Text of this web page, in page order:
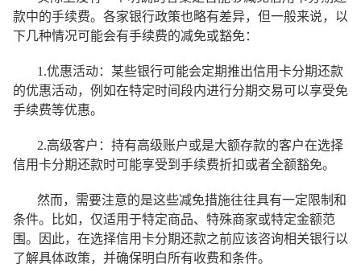
款中的手续费。各家银行政策也略有差异，但一般来说，以
下几种情况可能会有手续费的减免或豁免：
1.优惠活动：某些银行可能会定期推出信用卡分期还款
的优惠活动，例如在特定时间段内进行分期交易可以享受免
手续费等优惠。
2.高级客户：持有高级账户或是大额存款的客户在选择
信用卡分期还款时可能享受到手续费折扣或者全额豁免。
然而，需要注意的是这些减免措施往往具有一定限制和
条件。比如，仅适用于特定商品、特殊商家或特定金额范
围。因此，在选择信用卡分期还款之前应该咨询相关银行以
了解具体政策，并确保明白所有收费和条件。